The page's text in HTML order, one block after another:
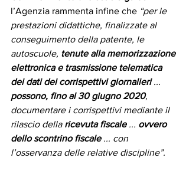
l’Agenzia rammenta infine che “per le
prestazioni didattiche, finalizzate al
conseguimento della patente, le
autoscuole, tenute alla memorizzazione
elettronica e trasmissione telematica
dei dati dei corrispettivi giornalieri ...
possono, fino al 30 giugno 2020,
documentare i corrispettivi mediante il
rilascio della ricevuta fiscale ... ovvero
dello scontrino fiscale ... con
l’osservanza delle relative discipline”.